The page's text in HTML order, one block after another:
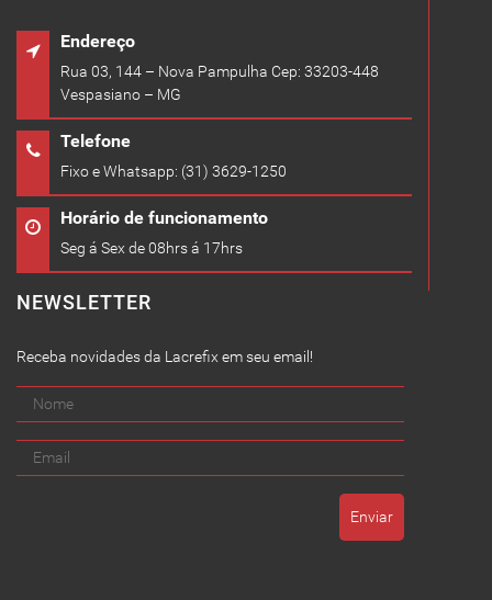
Endereço
Rua 03, 144 – Nova Pampulha Cep: 33203-448
Vespasiano – MG
Telefone
Fixo e Whatsapp: (31) 3629-1250
Horário de funcionamento
Seg á Sex de 08hrs á 17hrs
NEWSLETTER
Receba novidades da Lacrefix em seu email!